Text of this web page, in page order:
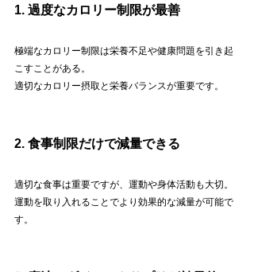
1. 過度なカロリー制限が最善
極端なカロリー制限は栄養不足や健康問題を引き起
こすことがある。
適切なカロリー摂取と栄養バランスが重要です。
2. 食事制限だけで減量できる
適切な食事は重要ですが、運動や身体活動も大切。
運動を取り入れることでより効果的な減量が可能で
す。